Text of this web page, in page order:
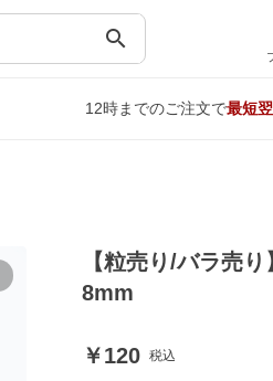
search
12時までのご注文で最短
【粒売り/バラ売
8mm
120 税込